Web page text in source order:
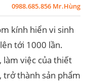
0988.685.856 Mr.Hùng
kính hiển vi sinh
tới 1000 lần.
làm việc của thiết
trở thành sản phẩm